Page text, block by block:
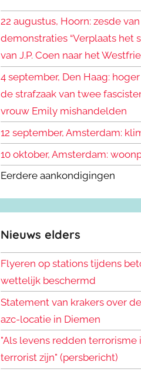
n
a
a
r
:
22 augustus, Hoorn: zesde
demonstraties “Verplaats het
van J.P. Coen naar het
4 september, Den Haag:
de strafzaak van twee
vrouw Emily mishandelden
12 september, Amsterdam:
10 oktober, Amsterdam:
Eerdere aankondigingen
Nieuws elders
Flyeren op stations tijdens
wettelijk beschermd
Statement van krakers over
azc-locatie in Diemen
"Als levens redden terrorisme
terrorist zijn" (persbericht)